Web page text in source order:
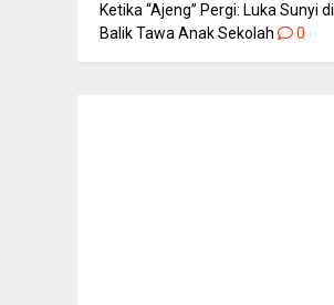
Ketika “Ajeng” Pergi: Luka Sunyi di
Balik Tawa Anak Sekolah
0